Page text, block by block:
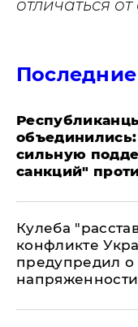
отличаться
объединились:
сильную
санкций"
Кулеба
конфликте
предупредил о
напряженности